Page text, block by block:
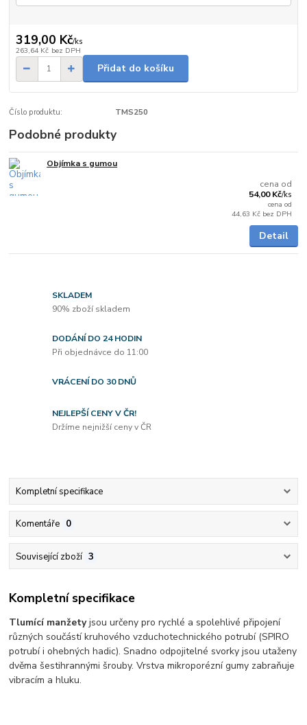
319,00 Kč/ks
263,64 Kč bez DPH
Přidat do košíku
Číslo produktu: TMS250
Podobné produkty
Objímka s gumou
cena od
54,00 Kč/ks
cena od
44,63 Kč bez DPH
Detail
SKLADEM
90% zboží skladem
DODÁNÍ DO 24 HODIN
Při objednávce do 11:00
VRÁCENÍ DO 30 DNŮ
NEJLEPŠÍ CENY V ČR!
Držíme nejnižší ceny v ČR
Kompletní specifikace
Komentáře 0
Související zboží 3
Kompletní specifikace
Tlumící manžetyjsou určeny pro rychlé a spolehlivé připojení
různých součástí kruhového vzduchotechnického potrubí (SPIRO
potrubí i ohebných hadic).Snadno odpojitelné svorky jsou utaženy
dvěma šestihrannými šrouby. Vrstva mikroporézní gumy zabraňuje
vibracím a hluku.